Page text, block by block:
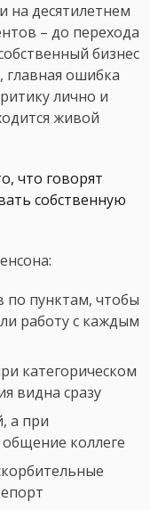
на десятилетнем
– до перехода
бизнес
главная ошибка
лично и
живой
что говорят
собственную
по пунктам, чтобы
работу с каждым
категорическом
видна сразу
а при
коллеге